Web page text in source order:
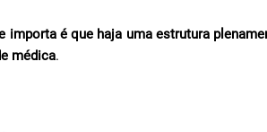
importa é que haja uma estrutura
médica.